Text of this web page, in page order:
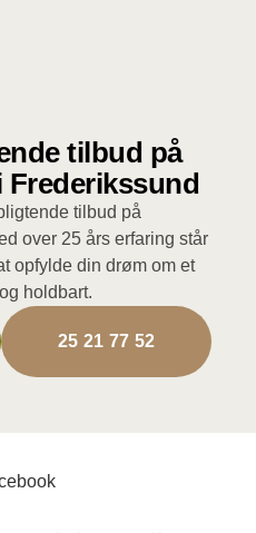
tilbud på
tilbud på
over 25 års erfaring står
opfylde din drøm om et
holdbart.
25 21 77 52